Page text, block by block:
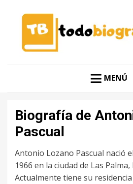
TODO MENÚ
Biografía de
Pascual
Antonio Lozano Pascual nació
1966 en la ciudad de Las Palma,
Actualmente tiene su